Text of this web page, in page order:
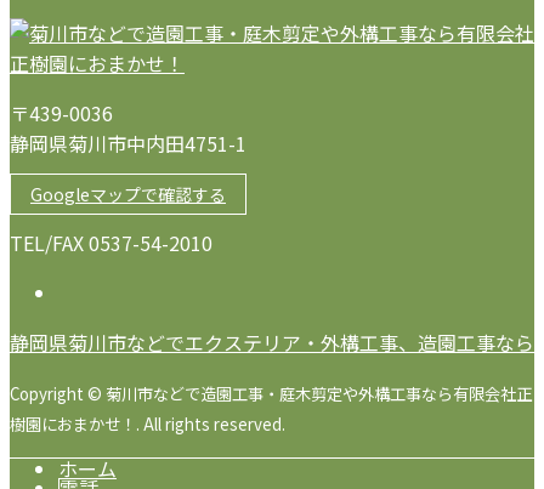
〒439-0036
静岡県菊川市中内田4751-1
Googleマップで確認する
TEL/FAX 0537-54-2010
静岡県菊川市などでエクステリア・外構工事、造園工事な
Copyright © 菊川市などで造園工事・庭木剪定や外構工事なら有限会社正
樹園におまかせ！. All rights reserved.
ホーム